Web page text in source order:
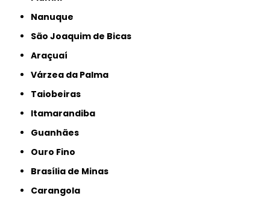
Nanuque
São Joaquim de Bicas
Araçuaí
Várzea da Palma
Taiobeiras
Itamarandiba
Guanhães
Ouro Fino
Brasília de Minas
Carangola